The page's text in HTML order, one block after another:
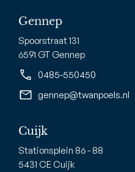
Gennep
Spoorstraat 131
6591 GT Gennep
0485-550450
gennep@twanpoels.nl
Cuijk
Stationsplein 86 - 88
5431 CE Cuijk